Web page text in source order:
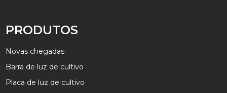
PRODUTOS
Novas chegadas
Barra de luz de cultivo
Placa de luz de cultivo